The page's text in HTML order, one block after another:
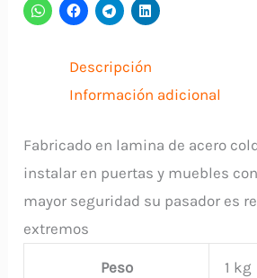
cantidad
Descripción
Información adicional
Fabricado en lamina de acero
instalar en puertas y muebles
mayor seguridad su pasador es
extremos
Peso 1 kg